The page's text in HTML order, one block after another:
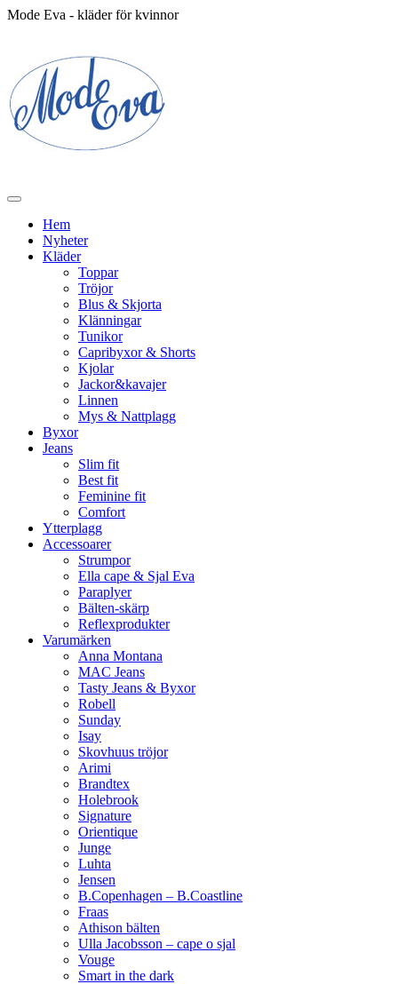
Mode Eva - kläder för kvinnor
Hem
Nyheter
Kläder
Toppar
Tröjor
Blus & Skjorta
Klänningar
Tunikor
Capribyxor & Shorts
Kjolar
Jackor&kavajer
Linnen
Mys & Nattplagg
Byxor
Jeans
Slim fit
Best fit
Feminine fit
Comfort
Ytterplagg
Accessoarer
Strumpor
Ella cape & Sjal Eva
Paraplyer
Bälten-skärp
Reflexprodukter
Varumärken
Anna Montana
MAC Jeans
Tasty Jeans & Byxor
Robell
Sunday
Isay
Skovhuus tröjor
Arimi
Brandtex
Holebrook
Signature
Orientique
Junge
Luhta
Jensen
B.Copenhagen – B.Coastline
Fraas
Athison bälten
Ulla Jacobsson – cape o sjal
Vouge
Smart in the dark